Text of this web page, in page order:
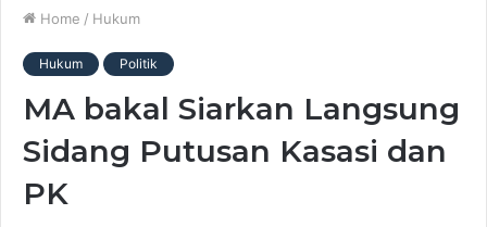
Home / Hukum
Hukum Politik
MA bakal Siarkan Langsung
Sidang Putusan Kasasi dan
PK